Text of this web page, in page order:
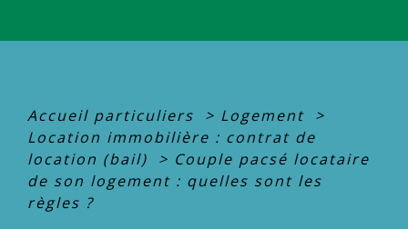
Accueil particuliers > Logement >
Location immobilière : contrat de
location (bail)
> Couple pacsé locataire
de son logement : quelles sont les
règles ?